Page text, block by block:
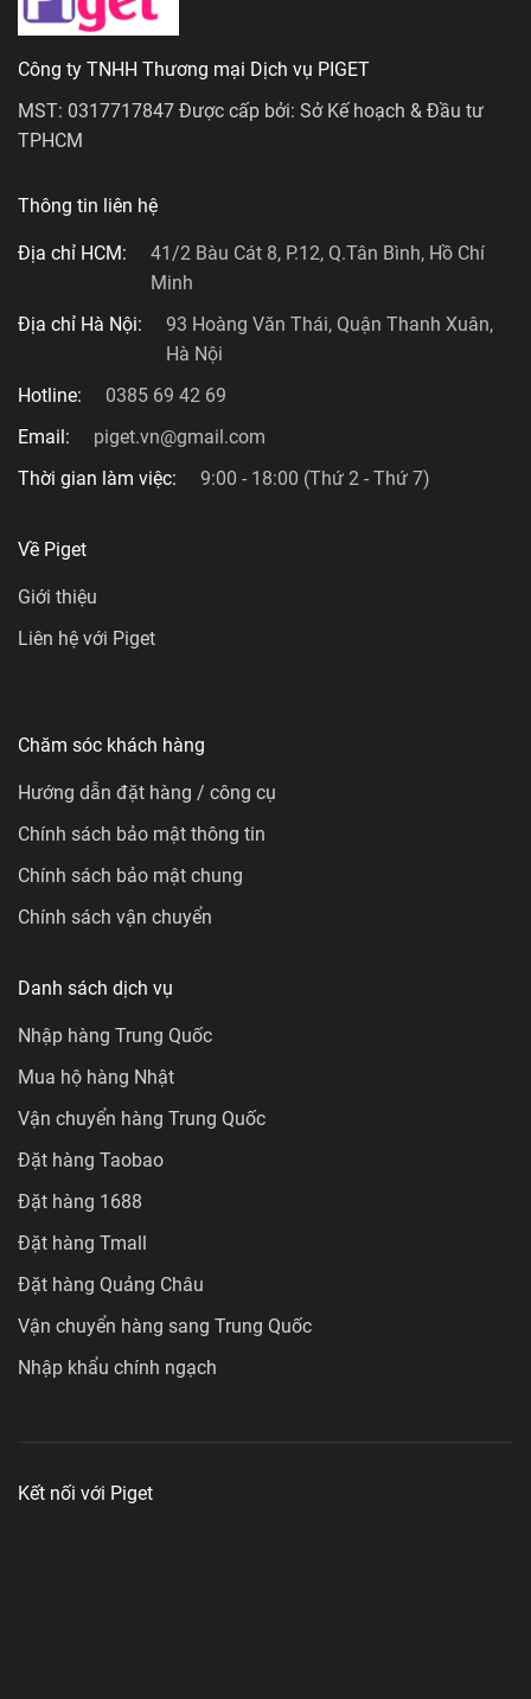
Công ty TNHH Thương mại Dịch vụ PIGET
MST: 0317717847 Được cấp bởi: Sở Kế hoạch & Đầu tư
TPHCM
Thông tin liên hệ
Địa chỉ HCM:
41/2 Bàu Cát 8, P.12, Q.Tân Bình, Hồ Chí
Minh
Địa chỉ Hà Nội:
93 Hoàng Văn Thái, Quận Thanh Xuân,
Hà Nội
Hotline:
0385 69 42 69
Email:
piget.vn@gmail.com
Thời gian làm việc:
9:00 - 18:00 (Thứ 2 - Thứ 7)
Về Piget
Giới thiệu
Liên hệ với Piget
Chăm sóc khách hàng
Hướng dẫn đặt hàng / công cụ
Chính sách bảo mật thông tin
Chính sách bảo mật chung
Chính sách vận chuyển
Danh sách dịch vụ
Nhập hàng Trung Quốc
Mua hộ hàng Nhật
Vận chuyển hàng Trung Quốc
Đặt hàng Taobao
Đặt hàng 1688
Đặt hàng Tmall
Đặt hàng Quảng Châu
Vận chuyển hàng sang Trung Quốc
Nhập khẩu chính ngạch
Kết nối với Piget